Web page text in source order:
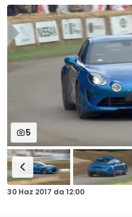
5
30 Haz 2017 da 12:00